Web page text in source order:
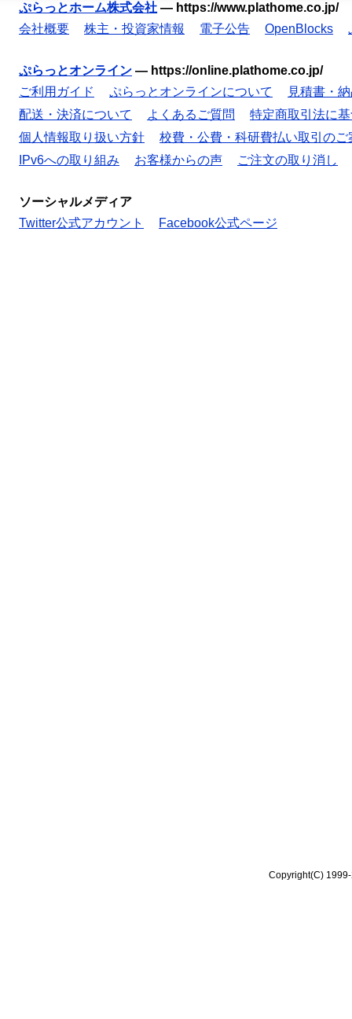
ぷらっとホーム株式会社 — https://www.plathome.co.jp/
会社概要
株主・投資家情報 電子公告 OpenBlocks
ぷらっとオンライン — https://online.plathome.co.jp/
ご利用ガイド
ぷらっとオンラインについて
見積書・
配送・決済について
よくあるご質問
特定商取引法に
個人情報取り扱い方針
校費・公費・科研費払い取引のご
IPv6への取り組み
お客様からの声 ご注文の取り消し
ソーシャルメディア
Twitter公式アカウント
Facebook公式ページ
Copyright(C)